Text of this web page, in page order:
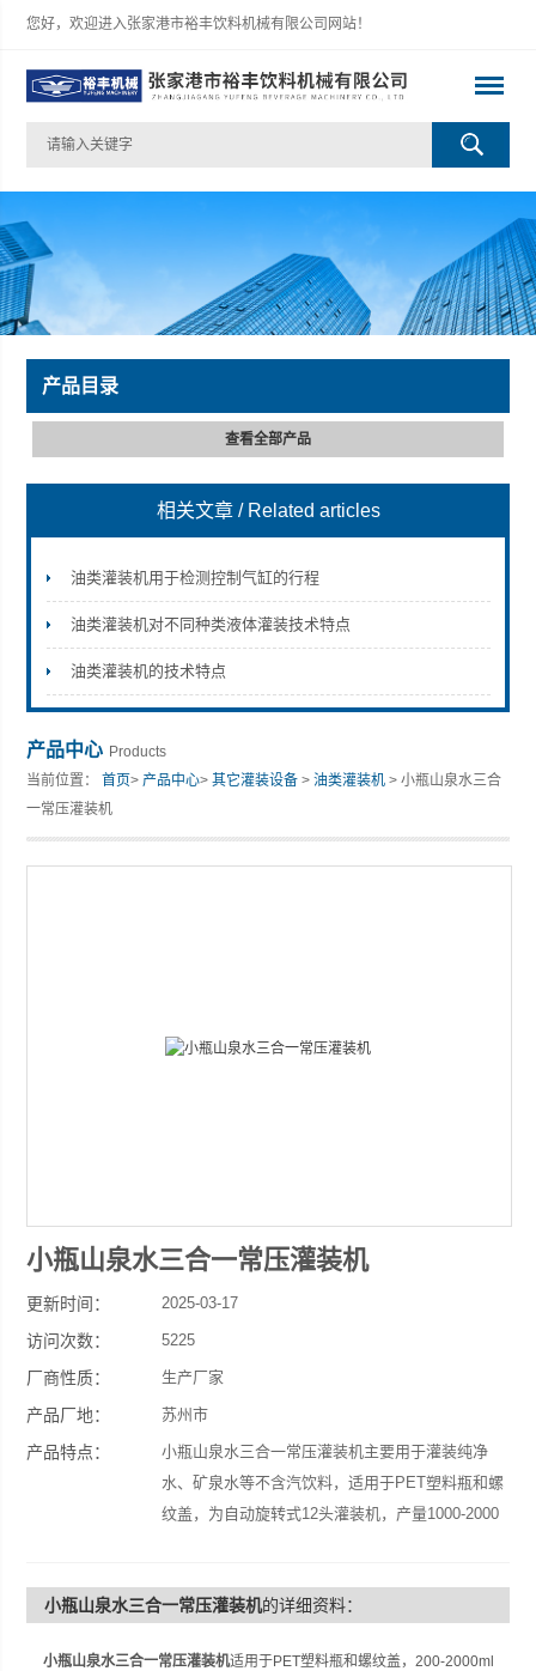
您好，欢迎进入张家港市裕丰饮料机械有限公司网站！
张家港市裕丰饮料机械有限公司
产品目录
查看全部产品
相关文章 / Related articles
油类灌装机用于检测控制气缸的行程
油类灌装机对不同种类液体灌装技术特点
油类灌装机的技术特点
产品中心 Products
当前位置：首页>产品中心>其它灌装设备 >油类灌装机 > 小瓶山泉水三合
一常压灌装机
小瓶山泉水三合一常压灌装机
更新时间： 2025-03-17
访问次数： 5225
厂商性质： 生产厂家
产品厂地： 苏州市
产品特点：
小瓶山泉水三合一常压灌装机主要用于灌装纯净
水、矿泉水等不含汽饮料，适用于PET塑料瓶和螺
纹盖，为自动旋转式12头灌装机，产量1000-2000
小瓶山泉水三合一常压灌装机的详细资料：
小瓶山泉水三合一常压灌装机适用于PET塑料瓶和螺纹盖，200-2000ml